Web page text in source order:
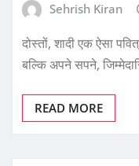
Sehrish Kiran
दोस्तों, शादी एक ऐसा
बल्कि अपने सपने,
READ MORE